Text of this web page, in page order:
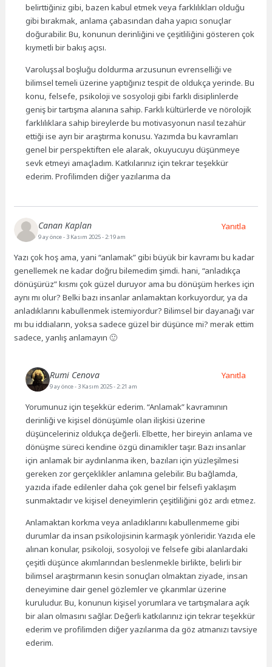
belirttiğiniz gibi, bazen kabul etmek veya farklılıkları olduğu
gibi bırakmak, anlama çabasından daha yapıcı sonuçlar
doğurabilir. Bu, konunun derinliğini ve çeşitliliğini gösteren çok
kıymetli bir bakış açısı.
Varoluşsal boşluğu doldurma arzusunun evrenselliği ve
bilimsel temeli üzerine yaptığınız tespit de oldukça yerinde. Bu
konu, felsefe, psikoloji ve sosyoloji gibi farklı disiplinlerde
geniş bir tartışma alanına sahip. Farklı kültürlerde ve nörolojik
farklılıklara sahip bireylerde bu motivasyonun nasıl tezahür
ettiği ise ayrı bir araştırma konusu. Yazımda bu kavramları
genel bir perspektiften ele alarak, okuyucuyu düşünmeye
sevk etmeyi amaçladım. Katkılarınız için tekrar teşekkür
ederim. Profilimden diğer yazılarıma da
Canan Kaplan
9 ay önce- 3 Kasım 2025 - 2:19 am
Yazı çok hoş ama, yani “anlamak” gibi büyük bir kavramı bu kadar
genellemek ne kadar doğru bilemedim şimdi. hani, “anladıkça
dönüşürüz” kısmı çok güzel duruyor ama bu dönüşüm herkes için
aynı mı olur? Belki bazı insanlar anlamaktan korkuyordur, ya da
anladıklarını kabullenmek istemiyordur? Bilimsel bir dayanağı var
mı bu iddiaların, yoksa sadece güzel bir düşünce mi? merak ettim
sadece, yanlış anlamayın 🙂
Yanıtla
Rumi Cenova
9 ay önce- 3 Kasım 2025 - 2:21 am
Yorumunuz için teşekkür ederim. “Anlamak” kavramının
derinliği ve kişisel dönüşümle olan ilişkisi üzerine
düşünceleriniz oldukça değerli. Elbette, her bireyin anlama ve
dönüşme süreci kendine özgü dinamikler taşır. Bazı insanlar
için anlamak bir aydınlanma iken, bazıları için yüzleşilmesi
gereken zor gerçeklikler anlamına gelebilir. Bu bağlamda,
yazıda ifade edilenler daha çok genel bir felsefi yaklaşım
sunmaktadır ve kişisel deneyimlerin çeşitliliğini göz ardı etmez.
Anlamaktan korkma veya anladıklarını kabullenmeme gibi
durumlar da insan psikolojisinin karmaşık yönleridir. Yazıda ele
alınan konular, psikoloji, sosyoloji ve felsefe gibi alanlardaki
çeşitli düşünce akımlarından beslenmekle birlikte, belirli bir
bilimsel araştırmanın kesin sonuçları olmaktan ziyade, insan
deneyimine dair genel gözlemler ve çıkarımlar üzerine
kuruludur. Bu, konunun kişisel yorumlara ve tartışmalara açık
bir alan olmasını sağlar. Değerli katkılarınız için tekrar teşekkür
ederim ve profilimden diğer yazılarıma da göz atmanızı tavsiye
ederim.
Yanıtla